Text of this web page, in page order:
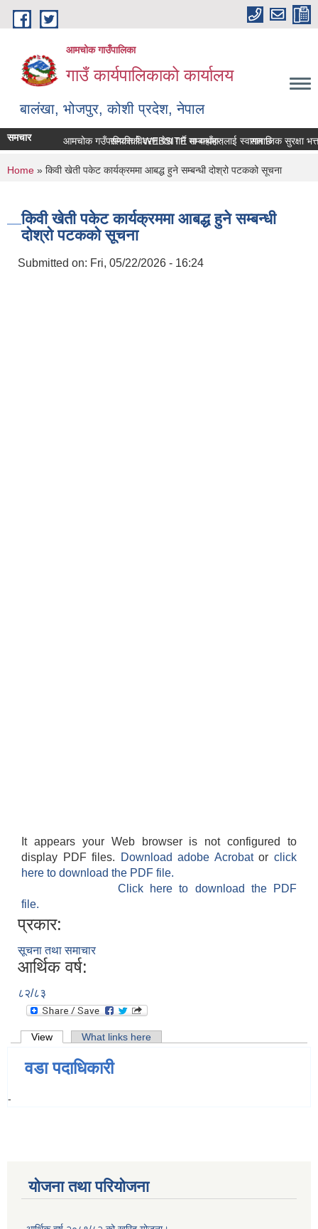
Skip to main content
आमचोक गाउँपालिका
गाउँ कार्यपालिकाको कार्यालय
बालंखा, भोजपुर, कोशी प्रदेश, नेपाल
आमचोक गउँपालिकाको WEBSITE मा यहाँहरुलाई स्वागत छ ।
समचार सम्पत्ति विवरण पेश गर्ने सम्बन्धमा। सामाजिक सुरक्षा
You are here
Home » किवी खेती पकेट कार्यक्रममा आबद्ध हुने सम्बन्धी दोश्रो पटकको सूचना
किवी खेती पकेट कार्यक्रममा आबद्ध हुने सम्बन्धी
दोश्रो पटकको सूचना
Submitted on: Fri, 05/22/2026 - 16:24
It appears your Web browser is not configured to
display PDF files.
Download adobe Acrobatorclick
here to download the PDF file.
Click here to download the PDF
file.
प्रकार:
सूचना तथा समाचार
आर्थिक वर्ष:
८२/८३
Primary tabs
View (active tab)What links here
वडा पदाधिकारी
-
योजना तथा परियोजना